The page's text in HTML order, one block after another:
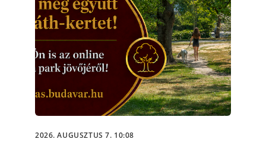
2026. AUGUSZTUS 7. 10:08